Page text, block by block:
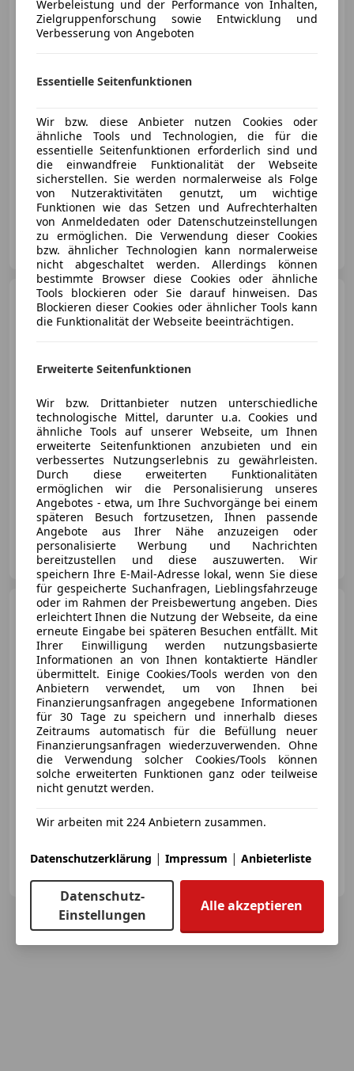
Neu 11/2019 100 100 km
Diesel
110 kW (150 PS)
12 Monate Gewährleistung / Sofort Kredit Ohne Anzahlung
AG Motors
AT-1110 Wien
BMW X4xDrive 30d xLine
''Top Ausstattung''
€ 19 999
Neu 09/2015 187 000 km
Diesel
190 kW (258 PS)
Automobile Kandlbinder GmbH
AT-4150 Rohrbach
BMW X1 BMW X1 Aut. + AHV +
Allrad + Serviceheft
€ 10 787
10/2013
AutoPuls GmbH
AT-8020 Graz
Werbeleistung und der Performance von Inhalten,
Zielgruppenforschung sowie Entwicklung und
Verbesserung von Angeboten
Essentielle Seitenfunktionen
Wir bzw. diese Anbieter nutzen Cookies oder
ähnliche Tools und Technologien, die für die
essentielle Seitenfunktionen erforderlich sind und
die einwandfreie Funktionalität der Webseite
sicherstellen. Sie werden normalerweise als Folge
von Nutzeraktivitäten genutzt, um wichtige
Funktionen wie das Setzen und Aufrechterhalten
von Anmeldedaten oder Datenschutzeinstellungen
zu ermöglichen. Die Verwendung dieser Cookies
bzw. ähnlicher Technologien kann normalerweise
nicht abgeschaltet werden. Allerdings können
bestimmte Browser diese Cookies oder ähnliche
Tools blockieren oder Sie darauf hinweisen. Das
Blockieren dieser Cookies oder ähnlicher Tools kann
die Funktionalität der Webseite beeinträchtigen.
Erweiterte Seitenfunktionen
Wir bzw. Drittanbieter nutzen unterschiedliche
technologische Mittel, darunter u.a. Cookies und
ähnliche Tools auf unserer Webseite, um Ihnen
erweiterte Seitenfunktionen anzubieten und ein
verbessertes Nutzungserlebnis zu gewährleisten.
Durch diese erweiterten Funktionalitäten
ermöglichen wir die Personalisierung unseres
Angebotes - etwa, um Ihre Suchvorgänge bei einem
späteren Besuch fortzusetzen, Ihnen passende
Angebote aus Ihrer Nähe anzuzeigen oder
personalisierte Werbung und Nachrichten
bereitzustellen und diese auszuwerten. Wir
speichern Ihre E-Mail-Adresse lokal, wenn Sie diese
für gespeicherte Suchanfragen, Lieblingsfahrzeuge
oder im Rahmen der Preisbewertung angeben. Dies
erleichtert Ihnen die Nutzung der Webseite, da eine
erneute Eingabe bei späteren Besuchen entfällt. Mit
Ihrer Einwilligung werden nutzungsbasierte
Informationen an von Ihnen kontaktierte Händler
übermittelt. Einige Cookies/Tools werden von den
Anbietern verwendet, um von Ihnen bei
Finanzierungsanfragen angegebene Informationen
für 30 Tage zu speichern und innerhalb dieses
Zeitraums automatisch für die Befüllung neuer
Finanzierungsanfragen wiederzuverwenden. Ohne
die Verwendung solcher Cookies/Tools können
solche erweiterten Funktionen ganz oder teilweise
nicht genutzt werden.
Wir arbeiten mit 224 Anbietern zusammen.
Datenschutzerklärung | Impressum | Anbieterliste
Datenschutz-
Einstellungen
Alle akzeptieren